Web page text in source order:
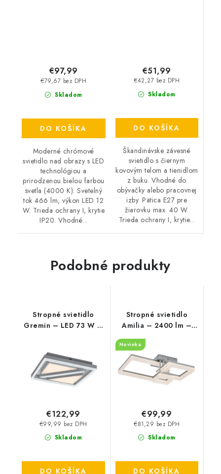
Skladom
€79,67 bez DPH
€97,99
DO KOŠÍKA
Moderné chrómové
svietidlo nad obrazy s LED
technológiou a
prirodzenou bielou farbou
svetla (4000 K). Svetelný
tok 466 lm, výkon LED 12
W. Trieda ochrany I, krytie
IP20. Vhodné...
Skladom
€42,27 bez DPH
€51,99
DO KOŠÍKA
Škandinávske závesné
svietidlo s čiernym
kovovým telom a tienidlom
z buku. Vhodné do
obývačky alebo pracovnej
izby. Pätica E27 pre
žiarovku max. 40 W.
Trieda ochrany I, krytie...
Podobné produkty
Stropné svietidlo
Gremin – LED 73 W –
Skladom
€99,99 bez DPH
€122,99
DO KOŠÍKA
Stropné svietidlo
Amilia – 2400 lm –
LED 22 W – IP20
Novinka
Skladom
€81,29 bez DPH
€99,99
DO KOŠÍKA